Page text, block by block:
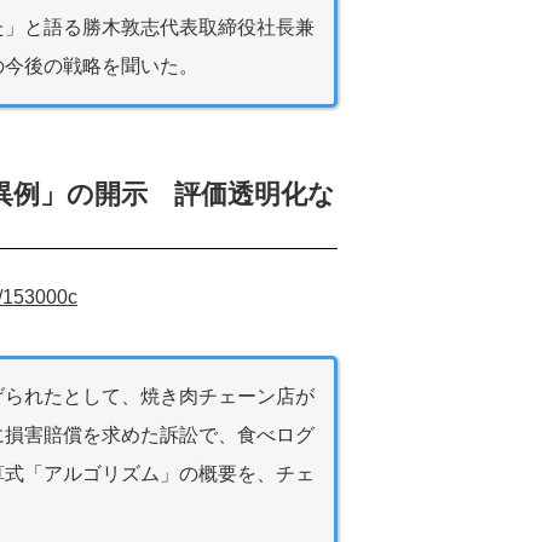
と語る勝木敦志代表取締役社長兼
後の戦略を聞いた。
例」の開示 評価透明化な
れたとして、焼き肉チェーン店が
害賠償を求めた訴訟で、食べログ
「アルゴリズム」の概要を、チェ